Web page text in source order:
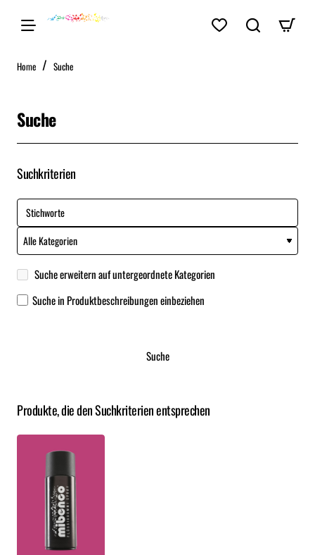
Home home Suche
Suche
Suchkriterien
Suche erweitern auf untergeordnete Kategorien
Suche in Produktbeschreibungen einbeziehen
Suche
Produkte, die den Suchkriterien entsprechen